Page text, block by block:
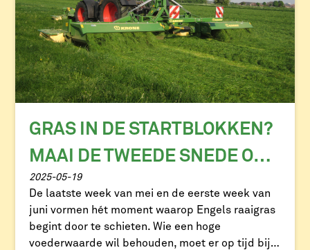
GRAS IN DE STARTBLOKKEN?
MAAI DE TWEEDE SNEDE OP
TIJD!
2025-05-19
De laatste week van mei en de eerste week van
juni vormen hét moment waarop Engels raaigras
begint door te schieten. Wie een hoge
voederwaarde wil behouden, moet er op tijd bij